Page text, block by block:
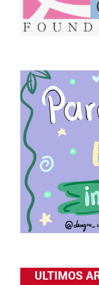
ULTIMOS